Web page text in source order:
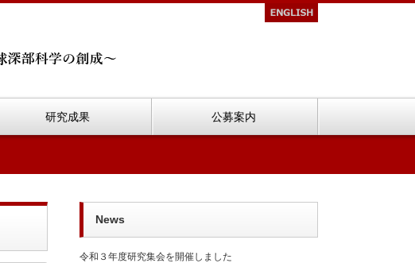
研究成果 公募案内
News
令和３年度研究集会を開催しました